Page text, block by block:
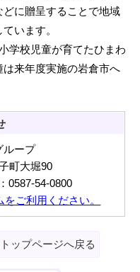
に贈呈することで地域
います。
学校児童が育てたひまわ
来年度実施の岩倉市へ
ループ
町大堀90
0587-54-0800
ご利用ください。
トップページへ戻る